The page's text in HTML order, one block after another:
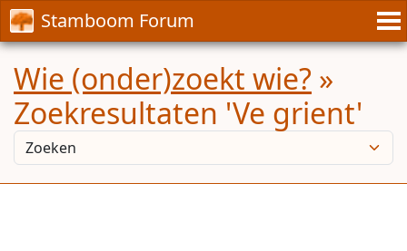
Stamboom Forum
Wie (onder)zoekt wie? »
Zoekresultaten 'Ve grient'